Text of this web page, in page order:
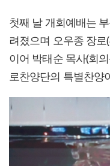
첫째 날 개회예배는
려졌으며 오우종 장
이어 박태순 목사(회
로찬양단의 특별찬양